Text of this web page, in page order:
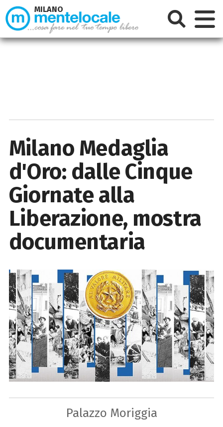
Milano Medaglia
d'Oro: dalle Cinque
Giornate alla
Liberazione, mostra
documentaria
Palazzo Moriggia
MILANO